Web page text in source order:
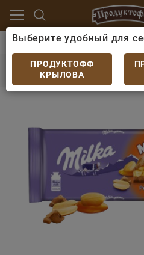
Шоколад
Шоколад Милка с
Выберите удобный для
ПРОДУКТОФФ
КРЫЛОВА